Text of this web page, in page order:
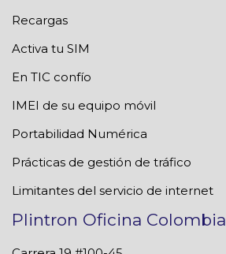
Recargas
Activa tu SIM
En TIC confío
IMEI de su equipo móvil
Portabilidad Numérica
Prácticas de gestión de tráfico
Limitantes del servicio de internet
Plintron Oficina Colombia